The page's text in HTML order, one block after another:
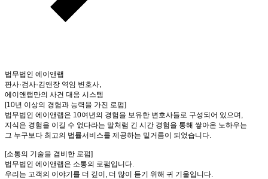
법무법인 에이앤랩
판사·검사·김앤장 역임 변호사,
에이앤랩만의 사건 대응 시스템
[10년 이상의 경험과 능력을 가진 로펌]
법무법인 에이앤랩은 10여년의 경험을 보유한 변호사들로 구성되어 있으며,
지식은 경험을 이길 수 없다라는 말처럼 긴 시간 경험을 통해 쌓아온 노하우는
그 누구보다 최고의 법률서비스를 제공하는 밑거름이 되었습니다.
[소통의 기술을 겸비한 로펌]
법무법인 에이앤랩은 소통의 로펌입니다.
우리는 고객의 이야기를 더 깊이, 더 많이 듣기 위해 귀 기울입니다.